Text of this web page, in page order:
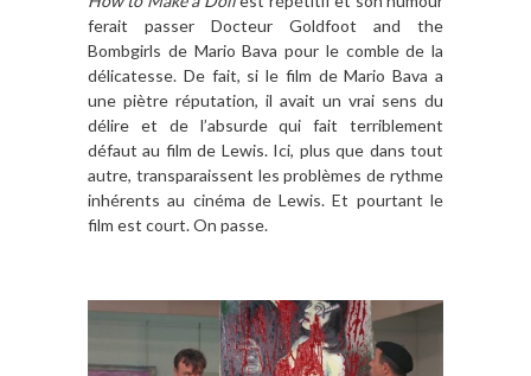
ferait passer Docteur Goldfoot and the
Bombgirls de Mario Bava pour le comble de la
délicatesse. De fait, si le film de Mario Bava a
une piètre réputation, il avait un vrai sens du
délire et de l’absurde qui fait terriblement
défaut au film de Lewis. Ici, plus que dans tout
autre, transparaissent les problèmes de rythme
inhérents au cinéma de Lewis. Et pourtant le
film est court. On passe.